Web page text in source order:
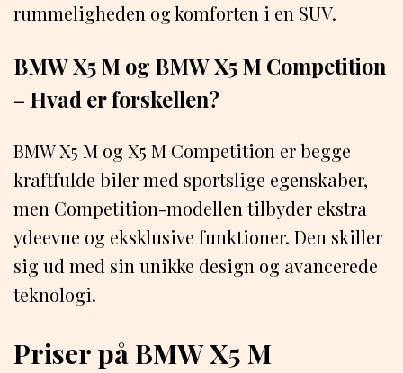
rummeligheden og komforten i en SUV.
BMW X5 M og BMW X5 M Competition
– Hvad er forskellen?
BMW X5 M og X5 M Competition er begge
kraftfulde biler med sportslige egenskaber,
men Competition-modellen tilbyder ekstra
ydeevne og eksklusive funktioner. Den skiller
sig ud med sin unikke design og avancerede
teknologi.
Priser på BMW X5 M